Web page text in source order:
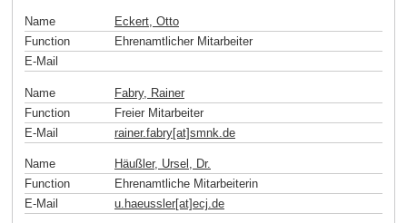
Name
Eckert, Otto
Function
Ehrenamtlicher Mitarbeiter
E-Mail
Name
Fabry, Rainer
Function
Freier Mitarbeiter
E-Mail
rainer.fabry[at]smnk de
Name
Häußler, Ursel, Dr.
Function
Ehrenamtliche Mitarbeiterin
E-Mail
u.haeussler[at]ecj.de